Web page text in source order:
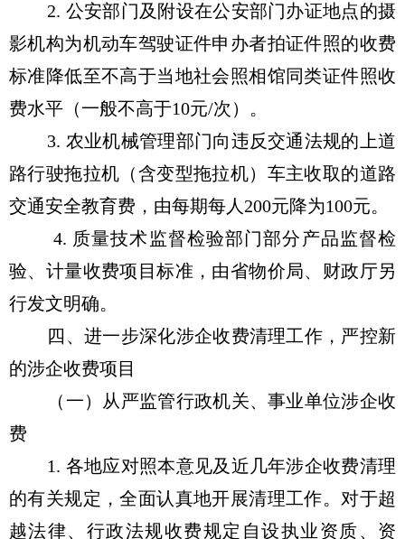
2. 公安部门及附设在公安部门办证地点的摄
影机构为机动车驾驶证件申办者拍证件照的收费
标准降低至不高于当地社会照相馆同类证件照收
费水平（一般不高于10元/次）。
3. 农业机械管理部门向违反交通法规的上道
路行驶拖拉机（含变型拖拉机）车主收取的道路
交通安全教育费，由每期每人200元降为100元。
4. 质量技术监督检验部门部分产品监督检
验、计量收费项目标准，由省物价局、财政厅另
行发文明确。
四、进一步深化涉企收费清理工作，严控新
的涉企收费项目
（一）从严监管行政机关、事业单位涉企收
费
1. 各地应对照本意见及近几年涉企收费清理
的有关规定，全面认真地开展清理工作。对于超
越法律、行政法规收费规定自设执业资质、资